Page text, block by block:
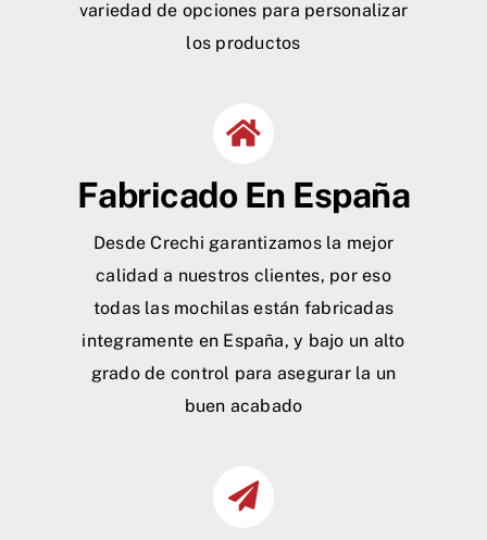
variedad de opciones para personalizar
los productos
Fabricado En España
Desde Crechi garantizamos la mejor
calidad a nuestros clientes, por eso
todas las mochilas están fabricadas
integramente en España, y bajo un alto
grado de control para asegurar la un
buen acabado